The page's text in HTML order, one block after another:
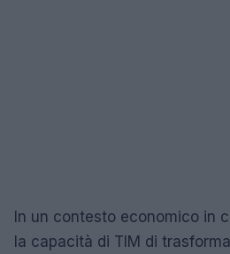
In un contesto economico in
la capacità di TIM di